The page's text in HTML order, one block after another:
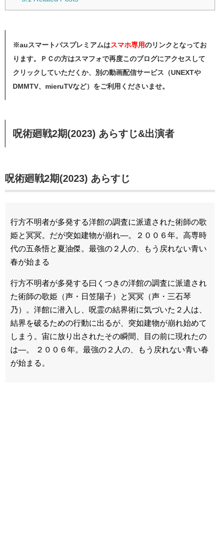
※auスマートパスプレミアムはスマホ専用のリンクとなってお
ります。ＰＣの方はスマフォで再度このブログにアクセスして
クリックしていただくか、別の動画配信サービス（UNEXTや
DMMTV、mieruTVなど）をご利用くださいませ。
呪術廻戦2期(2023) あらすじ&出演者
呪術廻戦2期(2023) あらすじ
行方不明者が多発する洋館の調査に派遣された術師の歌
姫と冥冥。だが突如建物が崩れ―。２００６年。高専時
代の五条悟と夏油傑。最強の２人の、もう戻れない青い
春が始まる
行方不明者が多発する曰くつきの洋館の調査に派遣され
た術師の歌姫（声・日笠陽子）と冥冥（声・三石琴
乃）。洋館に潜入し、呪霊の結界術に気づいた２人は、
結界を破るための行動に出るが、突如建物が崩れ始めて
しまう。宙に放り出されたその瞬間、目の前に現れたの
は―。 ２００６年。最強の２人の、もう戻れない青い春
が始まる。